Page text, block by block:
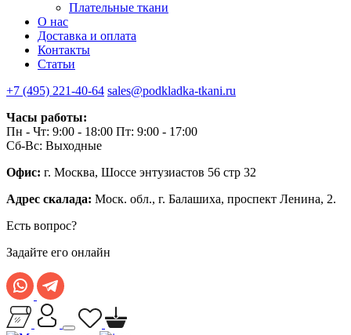
Плательные ткани
О нас
Доставка и оплата
Контакты
Статьи
+7 (495) 221-40-64 sales@podkladka-tkani.ru
Часы работы:
Пн - Чт: 9:00 - 18:00 Пт: 9:00 - 17:00
Сб-Вс: Выходные
Офис: г. Москва, Шоссе энтузиастов 56 стр 32
Адрес скалада: Моск. обл., г. Балашиха, проспект Ленина, 2.
Есть вопрос?
Задайте его онлайн